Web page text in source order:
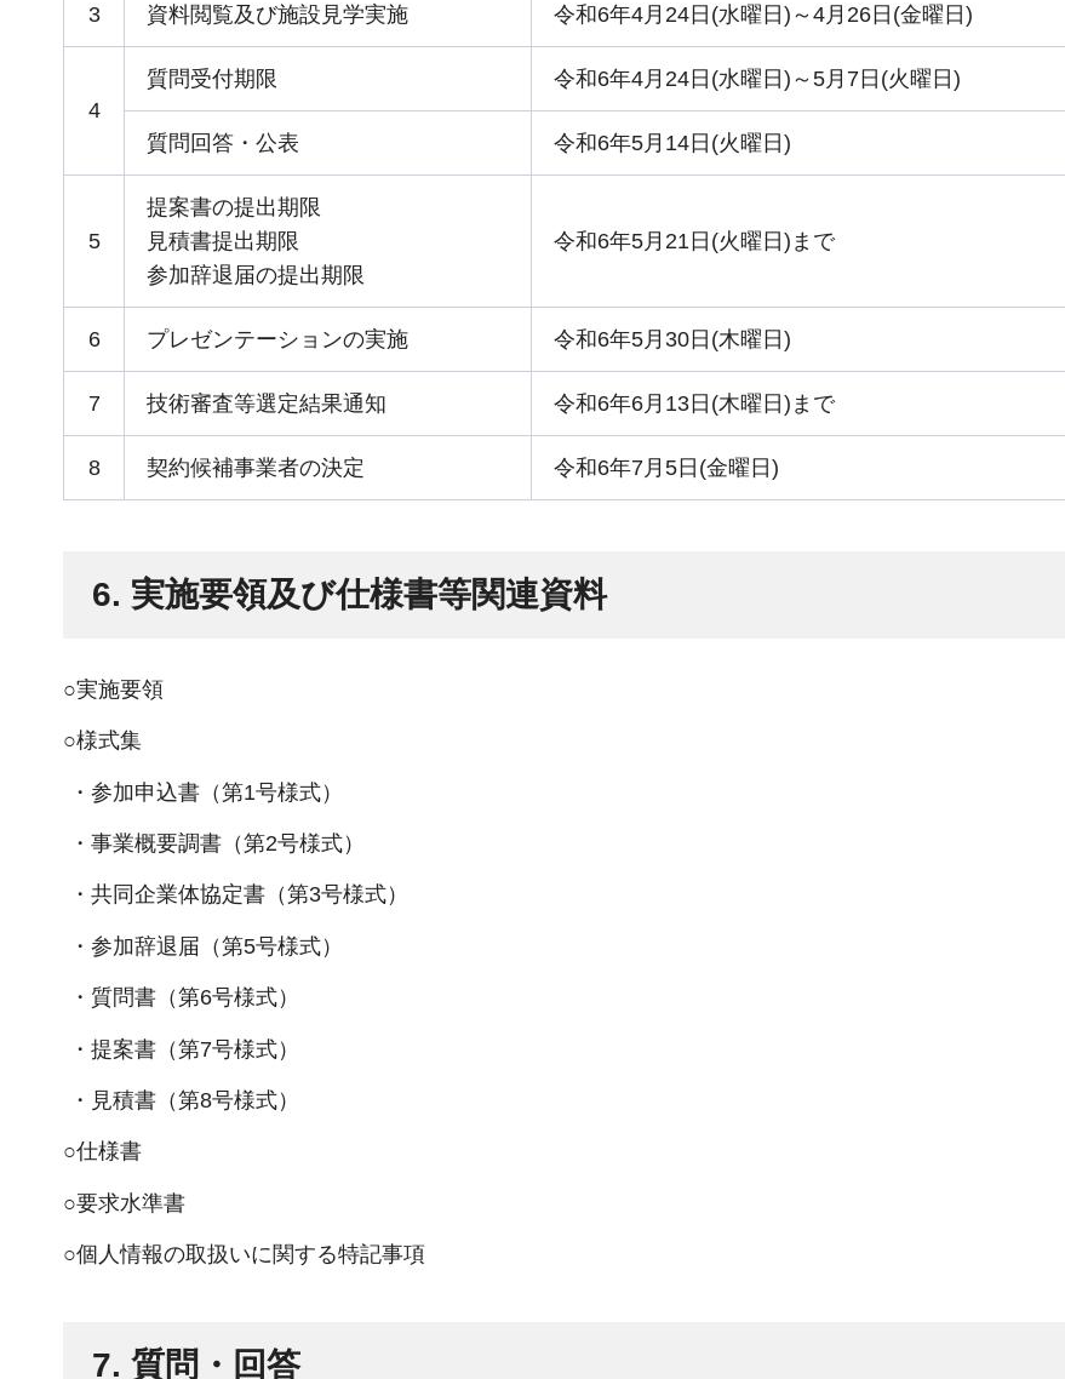
3 資料閲覧及び施設見学実施 令和6年4月24日(水曜日)～4月26日(金曜日)
4
質問受付期限 令和6年4月24日(水曜日)～5月7日(火曜日)
質問回答・公表 令和6年5月14日(火曜日)
5
提案書の提出期限
見積書提出期限
参加辞退届の提出期限
令和6年5月21日(火曜日)まで
6 プレゼンテーションの実施 令和6年5月30日(木曜日)
7 技術審査等選定結果通知 令和6年6月13日(木曜日)まで
8 契約候補事業者の決定 令和6年7月5日(金曜日)
6. 実施要領及び仕様書等関連資料
○実施要領
○様式集
・参加申込書（第1号様式）
・事業概要調書（第2号様式）
・共同企業体協定書（第3号様式）
・参加辞退届（第5号様式）
・質問書（第6号様式）
・提案書（第7号様式）
・見積書（第8号様式）
○仕様書
○要求水準書
○個人情報の取扱いに関する特記事項
7. 質問・回答